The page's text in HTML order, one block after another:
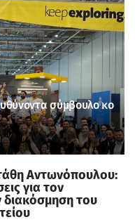
σύμβουλο κο
Αντωνόπουλου:
για τον
διακόσμηση του